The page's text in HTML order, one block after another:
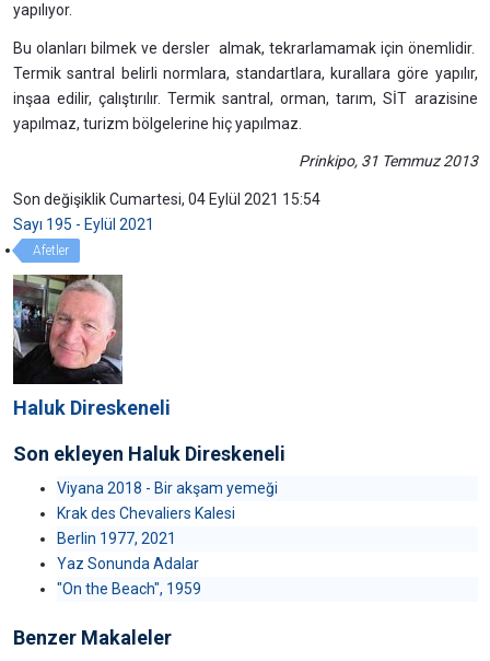
yapılıyor.
Bu olanları bilmek ve dersler almak, tekrarlamamak için önemlidir.
Termik santral belirli normlara, standartlara, kurallara göre yapılır,
inşaa edilir, çalıştırılır. Termik santral, orman, tarım, SİT arazisine
yapılmaz, turizm bölgelerine hiç yapılmaz.
Prinkipo, 31 Temmuz 2013
Son değişiklik Cumartesi, 04 Eylül 2021 15:54
Sayı 195 - Eylül 2021
Afetler
Haluk Direskeneli
Son ekleyen Haluk Direskeneli
Viyana 2018 - Bir akşam yemeği
Krak des Chevaliers Kalesi
Berlin 1977, 2021
Yaz Sonunda Adalar
"On the Beach", 1959
Benzer Makaleler